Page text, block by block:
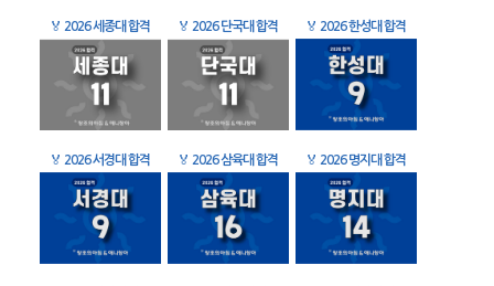
🏅 2026 세종대 합격 🏅 2026 단국대 합격 🏅 2026 한성대 합격
🏅 2026 서경대 합격 🏅 2026 삼육대 합격 🏅 2026 명지대 합격